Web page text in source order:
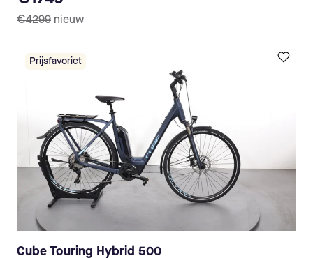
€4299 nieuw
Prijsfavoriet
Cube Touring Hybrid 500